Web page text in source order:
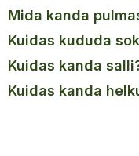
mida kanda
kuidas kududa
kuidas kanda
kuidas kanda